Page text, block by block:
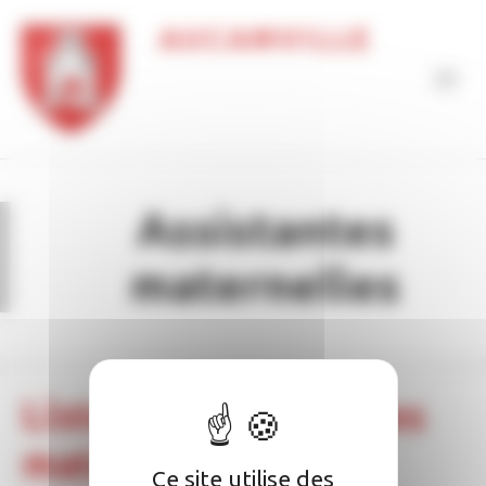
AUCAMVILLE
Assistantes
maternelles
Liste des Assistantes
maternelles
Panneau de gestion des cookies
Ce site utilise des